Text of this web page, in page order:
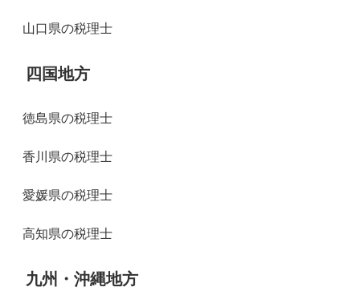
山口県の税理士
四国地方
徳島県の税理士
香川県の税理士
愛媛県の税理士
高知県の税理士
九州・沖縄地方